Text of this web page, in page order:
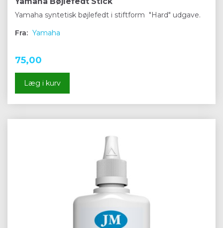
Yamaha syntetisk bøjlefedt i stiftform "Hard" udgave.
Fra: Yamaha
75,00
Læg i kurv